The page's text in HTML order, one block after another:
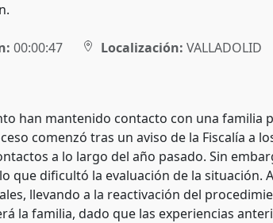
00:00:47 Localización: VALLADOLID
han mantenido contacto con una familia
comenzó tras un aviso de la Fiscalía a
a lo largo del año pasado. Sin
que dificultó la evaluación de la situación.
llevando a la reactivación del
la familia, dado que las experiencias